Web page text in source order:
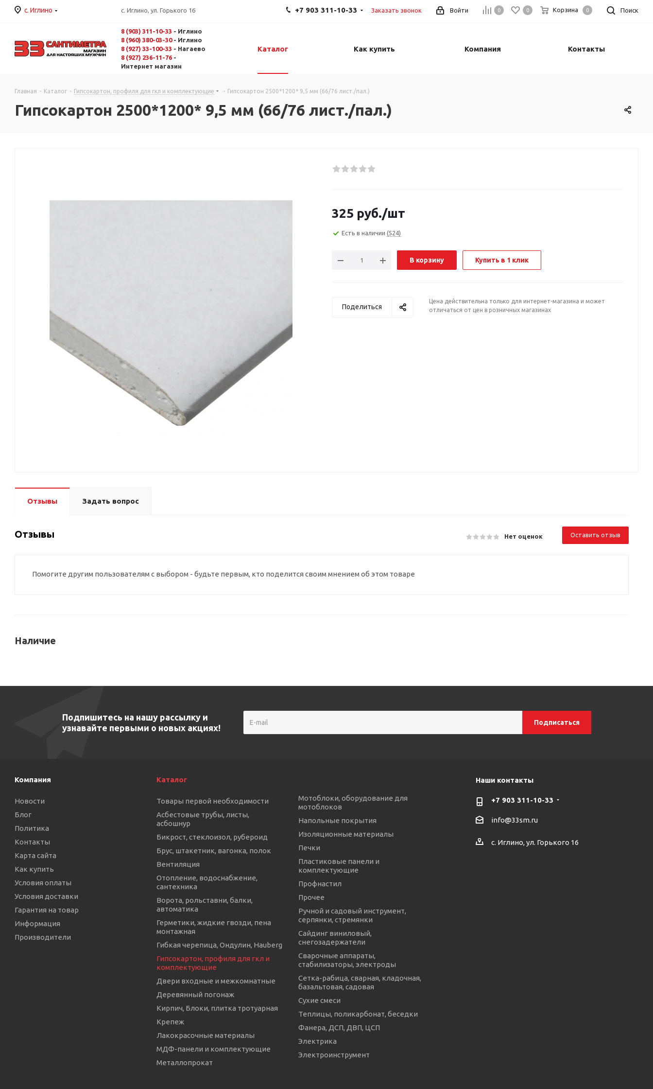
с. Иглино с. Иглино, ул. Горького 16 Поиск
0 0 Корзина 0
Войти
+7 903 311-10-33 Заказать звонок
8 (903) 311-10-33 - Иглино
8 (960) 380-03-30- Иглино
8 (927) 33-100-33 - Нагаево
8 (927) 236-11-76 -
Интернет магазин
Каталог Как купить Компания Контакты
Главная - Каталог - Гипсокартон, профиля для гкл и комплектующие - Гипсокартон 2500*1200* 9,5 мм (66/76 лист./пал.)
Гипсокартон 2500*1200* 9,5 мм (66/76 лист./пал.)
325 руб./шт
Есть в наличии (524)
В корзину Купить в 1 клик
Поделиться
Цена действительна только для интернет-магазина и может
отличаться от цен в розничных магазинах
Отзывы Задать вопрос
Отзывы Нет оценок Оставить отзыв
Помогите другим пользователям с выбором - будьте первым, кто поделится своим мнением об этом товаре
Наличие
Подпишитесь на нашу рассылку и
узнавайте первыми о новых акциях!
Компания
Новости
Блог
Политика
Контакты
Карта сайта
Как купить
Условия оплаты
Условия доставки
Гарантия на товар
Информация
Производители
Каталог
Товары первой необходимости
Асбестовые трубы, листы,
асбошнур
Бикрост, стеклоизол, рубероид
Брус, штакетник, вагонка, полок
Вентиляция
Отопление, водоснабжение,
сантехника
Ворота, рольставни, балки,
автоматика
Герметики, жидкие гвозди, пена
монтажная
Гибкая черепица, Ондулин, Hauberg
Гипсокартон, профиля для гкл и
комплектующие
Двери входные и межкомнатные
Деревянный погонаж
Кирпич, Блоки, плитка тротуарная
Крепеж
Лакокрасочные материалы
МДФ-панели и комплектующие
Металлопрокат
Мотоблоки, оборудование для
мотоблоков
Напольные покрытия
Изоляционные материалы
Печки
Пластиковые панели и
комплектующие
Профнастил
Прочее
Ручной и садовый инструмент,
серпянки, стремянки
Сайдинг виниловый,
снегозадержатели
Сварочные аппараты,
стабилизаторы, электроды
Сетка-рабица, сварная, кладочная,
базальтовая, садовая
Сухие смеси
Теплицы, поликарбонат, беседки
Фанера, ДСП, ДВП, ЦСП
Электрика
Электроинструмент
Наши контакты
+7 903 311-10-33
info@33sm.ru
с. Иглино, ул. Горького 16